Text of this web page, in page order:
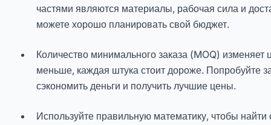
частями являются материалы, рабочая сила и
можете хорошо планировать свой бюджет.
Количество минимального заказа (MOQ) изменяет
меньше, каждая штука стоит дороже. Попробуйте
сэкономить деньги и получить лучшие цены.
Используйте правильную математику, чтобы